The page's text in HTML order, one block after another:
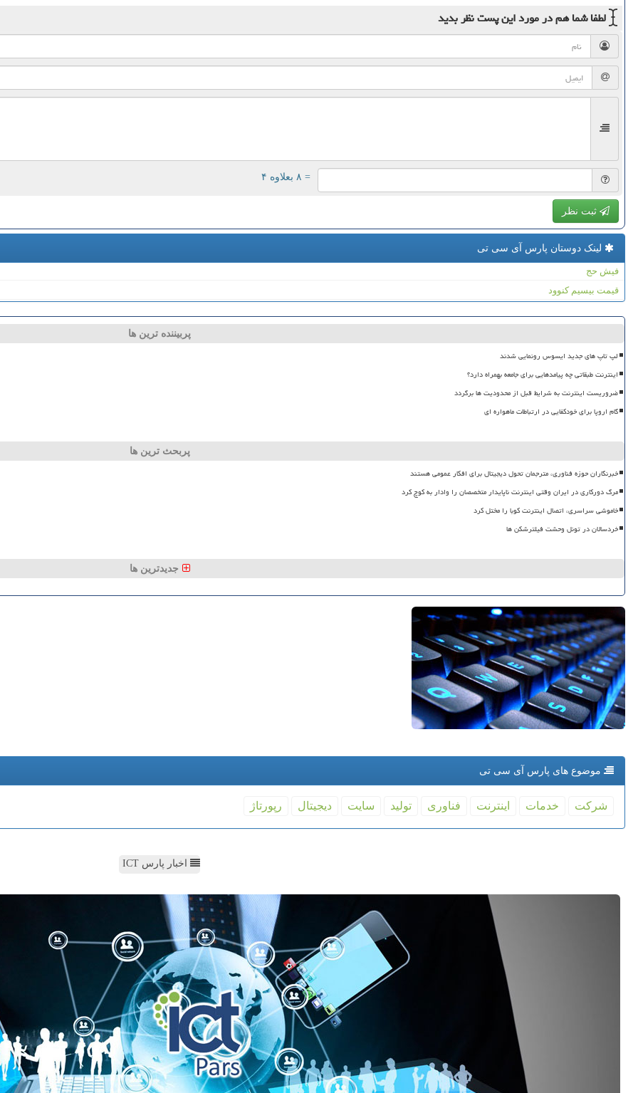
لطفا شما همدر مورد این پستنظر بدید
= ۸ بعلاوه ۴
ثبت نظر
لینک دوستان پارس آی سی تی
فیش حج
قیمت بیسیم کنوود
پربیننده ترین ها
لپ تاپ های جدید ایسوس رونمایی شدند
اینترنت طبقاتی چه پیامدهایی برای جامعه بهمراه دارد؟
ضروریست اینترنت به شرایط قبل از محدودیت ها برگردد
گام اروپا برای خودکفایی در ارتباطات ماهواره ای
پربحث ترین ها
خبرنگاران حوزه فناوری، مترجمان تحول دیجیتال برای افکار عمومی هستند
مرگ دورکاری در ایران وقتی اینترنت ناپایدار متخصصان را وادار به کوچ کرد
خاموشی سراسری، اتصال اینترنت کوبا را مختل کرد
خردسالان در تونل وحشت فیلترشکن ها
جدیدترین ها
موضوع های پارس آی سی تی
شركت خدمات اینترنت فناوری تولید سایت دیجیتال رپورتاژ
اخبار پارس ICT